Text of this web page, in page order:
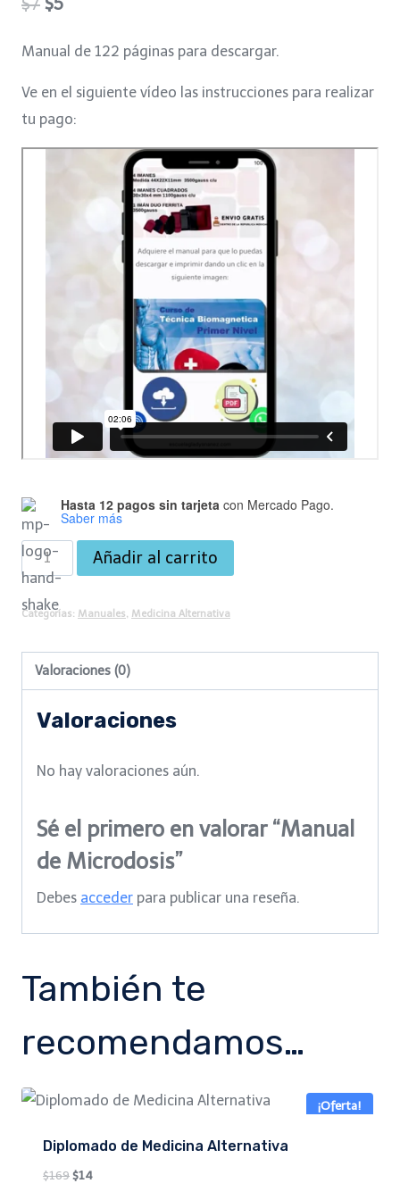
$7.$5.
Manual de 122 páginas para descargar.
Ve en el siguiente vídeo las instrucciones para realizar
tu pago:
Hasta 12 pagos sin tarjeta con Mercado Pago.
Saber más
Manual
de
Microdosis
Añadir al carrito
Categorías: Manuales Medicina Alternativa
Valoraciones (0)
Valoraciones
No hay valoraciones aún.
Sé el primero en valorar “Manual
de Microdosis”
Debes acceder para publicar una reseña.
También te
recomendamos…
¡Oferta!
Diplomado de Medicina Alternativa
$169Original
$14Current